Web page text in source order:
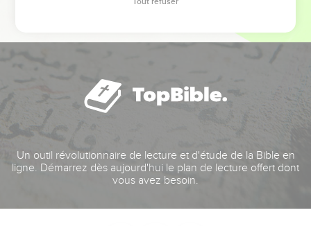
Un outil révolutionnaire de lecture et d'étude de la Bible en
ligne. Démarrez dès aujourd'hui le plan de lecture offert dont
vous avez besoin.
Tout refuser